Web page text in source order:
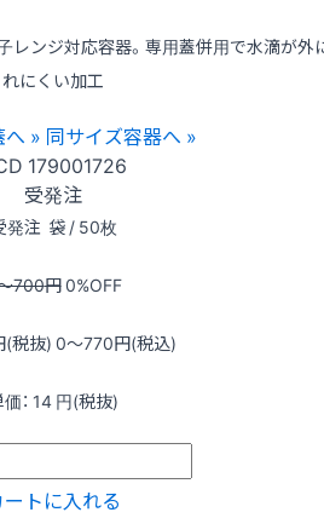
レンジ対応容器。専用蓋併用で水滴が外
れにくい加工
» 同サイズ容器へ »
179001726
受発注
発注 袋 / 50枚
700円0%OFF
(税抜) 0〜770円(税込)
： 14 円(税抜)
ートに入れる